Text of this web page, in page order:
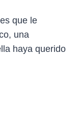
que le
una
haya querido